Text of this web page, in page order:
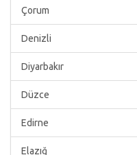
Çorum
Denizli
Diyarbakır
Düzce
Edirne
Elazığ